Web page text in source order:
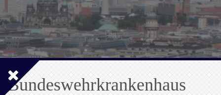
Bundeswehrkrankenhaus